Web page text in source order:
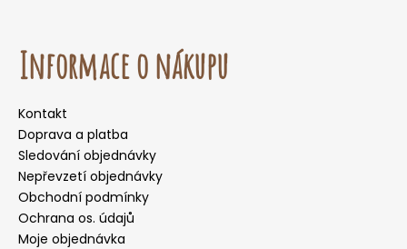
Informace o nákupu
Kontakt
Doprava a platba
Sledování objednávky
Nepřevzetí objednávky
Obchodní podmínky
Ochrana os. údajů
Moje objednávka